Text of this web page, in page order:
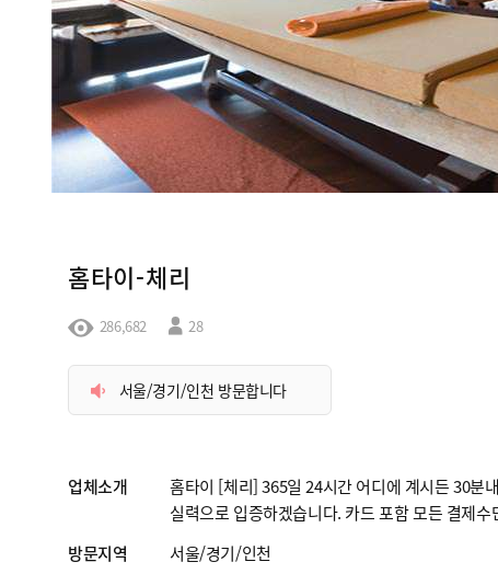
홈타이-체리
286,682 28
서울/경기/인천 방문합니다
업체소개
홈타이 [체리] 365일 24시간 어디에 계시든 30분
실력으로 입증하겠습니다. 카드 포함 모든 결제
방문지역
서울/경기/인천